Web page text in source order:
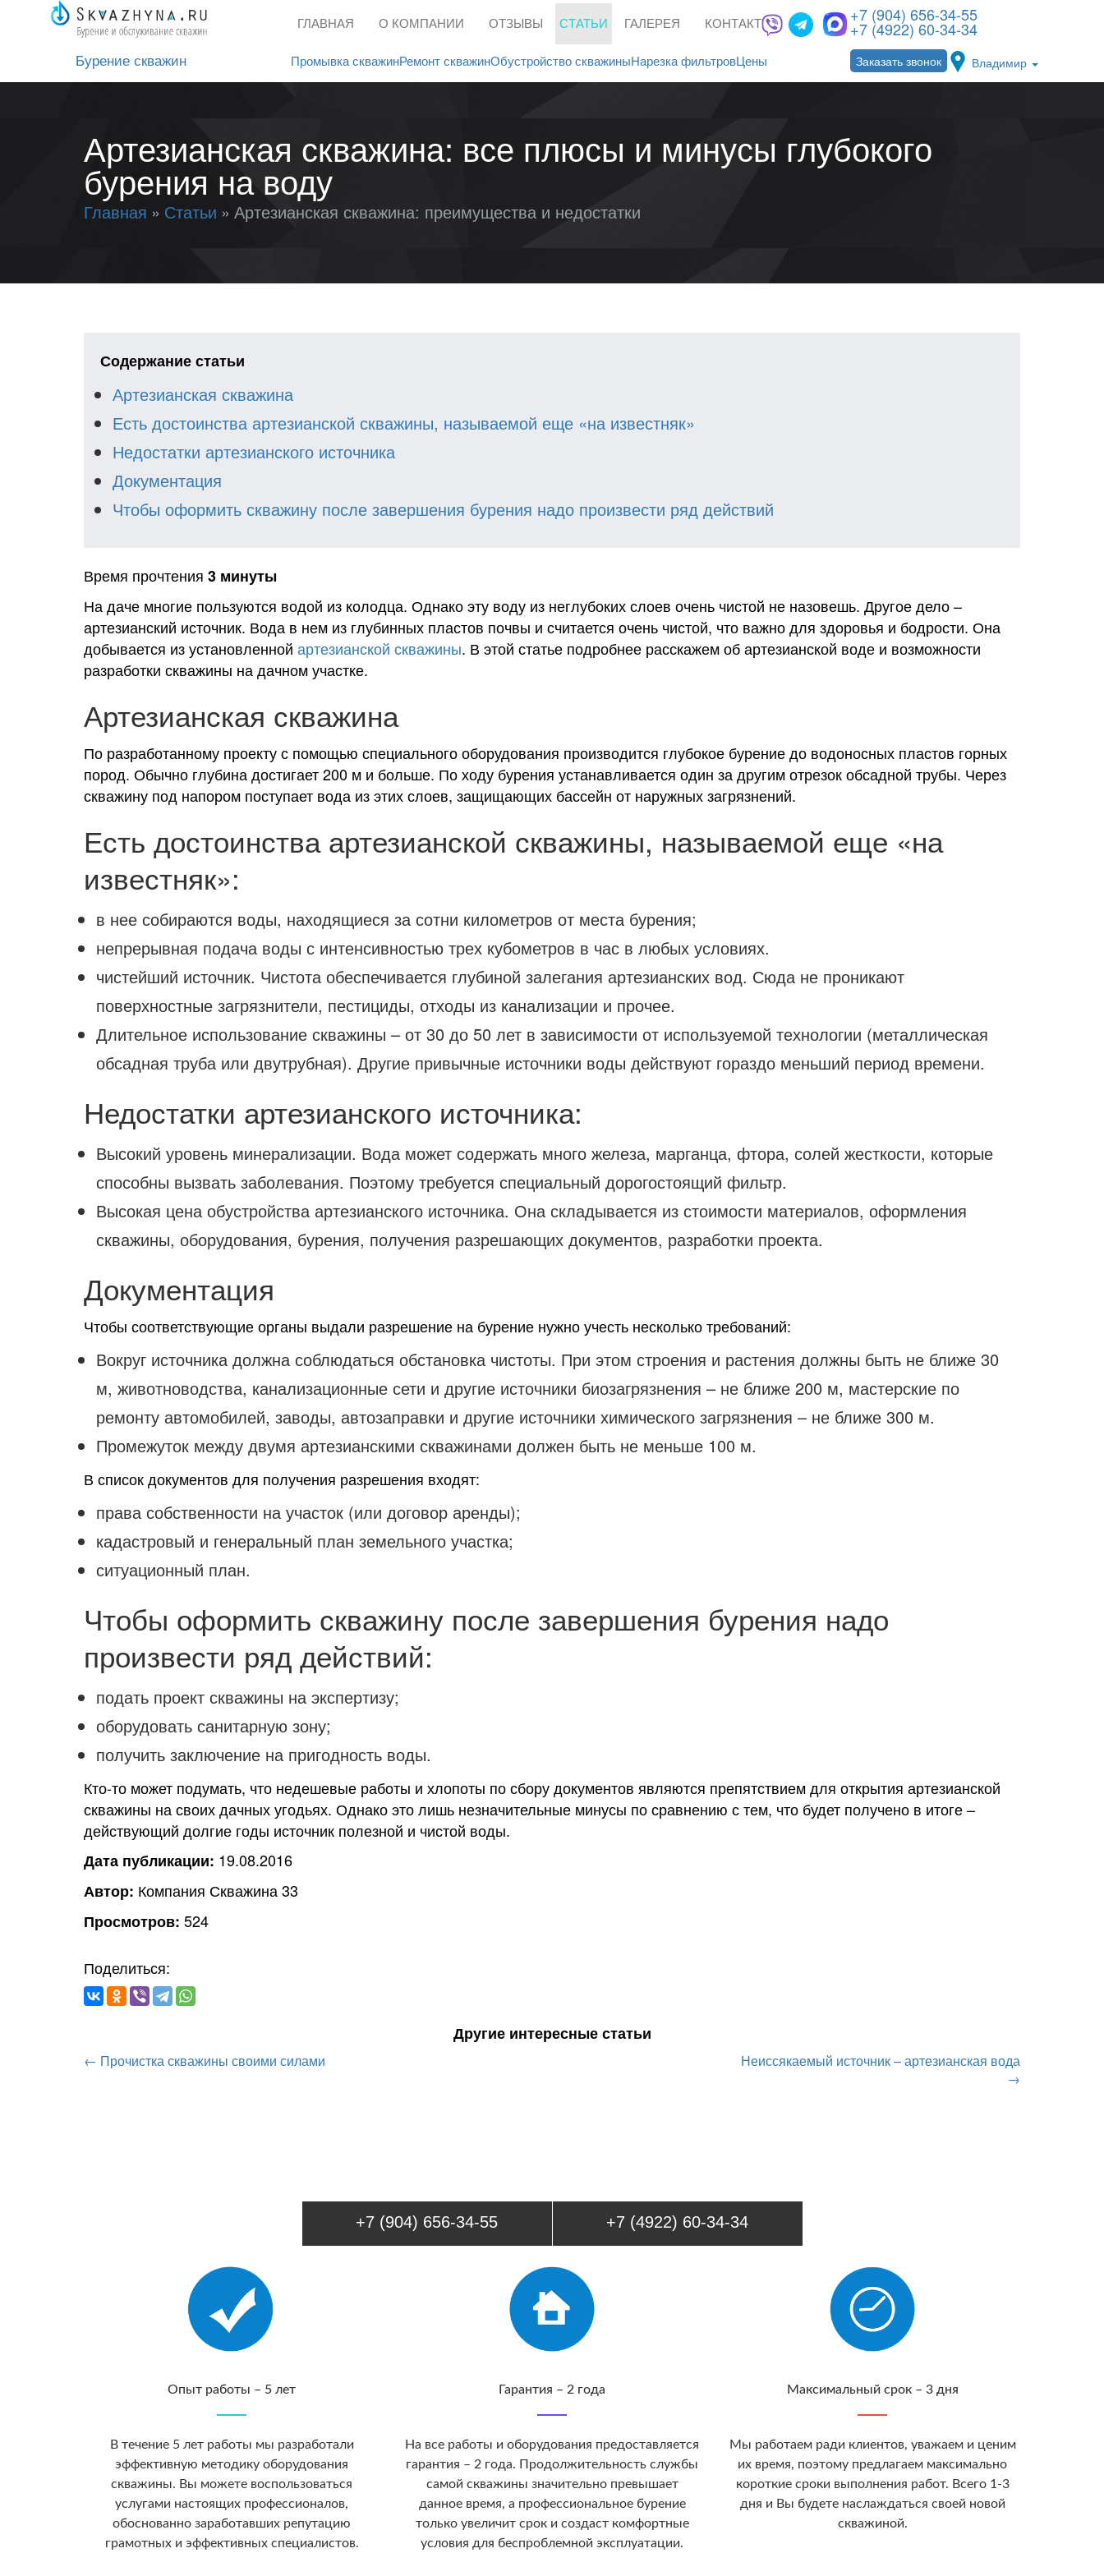
Бурение скважин
ГЛАВНАЯ О КОМПАНИИ ОТЗЫВЫ СТАТЬИ ГАЛЕРЕЯ КОНТАКТЫ
Промывка скважинРемонт скважинОбустройство скважиныНарезка фильтровЦены
+7 (904) 656-34-55
+7 (4922) 60-34-34
Заказать звонок Владимир
Артезианская скважина: все плюсы и минусы глубокого
бурения на воду
Главная Статьи Артезианская скважина: преимущества и недостатки
Содержание статьи
Артезианская скважина
Есть достоинства артезианской скважины, называемой еще «на известняк»
Недостатки артезианского источника
Документация
Чтобы оформить скважину после завершения бурения надо произвести ряд действий
Время прочтения 3 минуты
На даче многие пользуются водой из колодца. Однако эту воду из неглубоких слоев очень чистой не назовешь. Другое дело –
артезианский источник. Вода в нем из глубинных пластов почвы и считается очень чистой, что важно для здоровья и бодрости. Она
добывается из установленной артезианской скважины. В этой статье подробнее расскажем об артезианской воде и возможности
разработки скважины на дачном участке.
Артезианская скважина
По разработанному проекту с помощью специального оборудования производится глубокое бурение до водоносных пластов горных
пород. Обычно глубина достигает 200 м и больше. По ходу бурения устанавливается один за другим отрезок обсадной трубы. Через
скважину под напором поступает вода из этих слоев, защищающих бассейн от наружных загрязнений.
Есть достоинства артезианской скважины, называемой еще «на
известняк»:
в нее собираются воды, находящиеся за сотни километров от места бурения;
непрерывная подача воды с интенсивностью трех кубометров в час в любых условиях.
чистейший источник. Чистота обеспечивается глубиной залегания артезианских вод. Сюда не проникают
поверхностные загрязнители, пестициды, отходы из канализации и прочее.
Длительное использование скважины – от 30 до 50 лет в зависимости от используемой технологии (металлическая
обсадная труба или двутрубная). Другие привычные источники воды действуют гораздо меньший период времени.
Недостатки артезианского источника:
Высокий уровень минерализации. Вода может содержать много железа, марганца, фтора, солей жесткости, которые
способны вызвать заболевания. Поэтому требуется специальный дорогостоящий фильтр.
Высокая цена обустройства артезианского источника. Она складывается из стоимости материалов, оформления
скважины, оборудования, бурения, получения разрешающих документов, разработки проекта.
Документация
Чтобы соответствующие органы выдали разрешение на бурение нужно учесть несколько требований:
Вокруг источника должна соблюдаться обстановка чистоты. При этом строения и растения должны быть не ближе 30
м, животноводства, канализационные сети и другие источники биозагрязнения – не ближе 200 м, мастерские по
ремонту автомобилей, заводы, автозаправки и другие источники химического загрязнения – не ближе 300 м.
Промежуток между двумя артезианскими скважинами должен быть не меньше 100 м.
В список документов для получения разрешения входят:
права собственности на участок (или договор аренды);
кадастровый и генеральный план земельного участка;
ситуационный план.
Чтобы оформить скважину после завершения бурения надо
произвести ряд действий:
подать проект скважины на экспертизу;
оборудовать санитарную зону;
получить заключение на пригодность воды.
Кто-то может подумать, что недешевые работы и хлопоты по сбору документов являются препятствием для открытия артезианской
скважины на своих дачных угодьях. Однако это лишь незначительные минусы по сравнению с тем, что будет получено в итоге –
действующий долгие годы источник полезной и чистой воды.
Дата публикации: 19.08.2016
Автор: Компания Скважина 33
Просмотров: 524
Поделиться:
Другие интересные статьи
← Прочистка скважины своими силами
Неиссякаемый источник – артезианская вода
→
+7 (904) 656-34-55 +7 (4922) 60-34-34
Опыт работы – 5 лет
В течение 5 лет работы мы разработали
эффективную методику оборудования
скважины. Вы можете воспользоваться
услугами настоящих профессионалов,
обоснованно заработавших репутацию
грамотных и эффективных специалистов.
Гарантия – 2 года
На все работы и оборудования предоставляется
гарантия – 2 года. Продолжительность службы
самой скважины значительно превышает
данное время, а профессиональное бурение
только увеличит срок и создаст комфортные
условия для беспроблемной эксплуатации.
Максимальный срок – 3 дня
Мы работаем ради клиентов, уважаем и ценим
их время, поэтому предлагаем максимально
короткие сроки выполнения работ. Всего 1-3
дня и Вы будете наслаждаться своей новой
скважиной.